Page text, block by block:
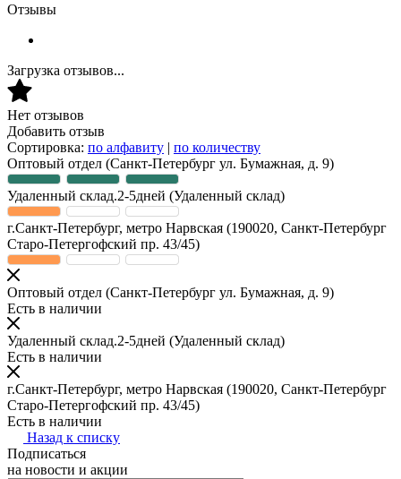
Отзывы
Загрузка отзывов...
Нет отзывов
Добавить отзыв
Сортировка: по алфавиту | по количеству
Оптовый отдел (Санкт-Петербург ул. Бумажная, д. 9)
Удаленный склад.2-5дней (Удаленный склад)
г.Санкт-Петербург, метро Нарвская (190020, Санкт-Петербург
Старо-Петергофский пр. 43/45)
Оптовый отдел (Санкт-Петербург ул. Бумажная, д. 9)
Есть в наличии
Удаленный склад.2-5дней (Удаленный склад)
Есть в наличии
г.Санкт-Петербург, метро Нарвская (190020, Санкт-Петербург
Старо-Петергофский пр. 43/45)
Есть в наличии
Назад к списку
Подписаться
на новости и акции